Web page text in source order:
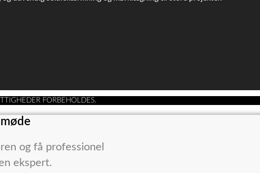
FORBEHOLDES.
og få professionel
ekspert.